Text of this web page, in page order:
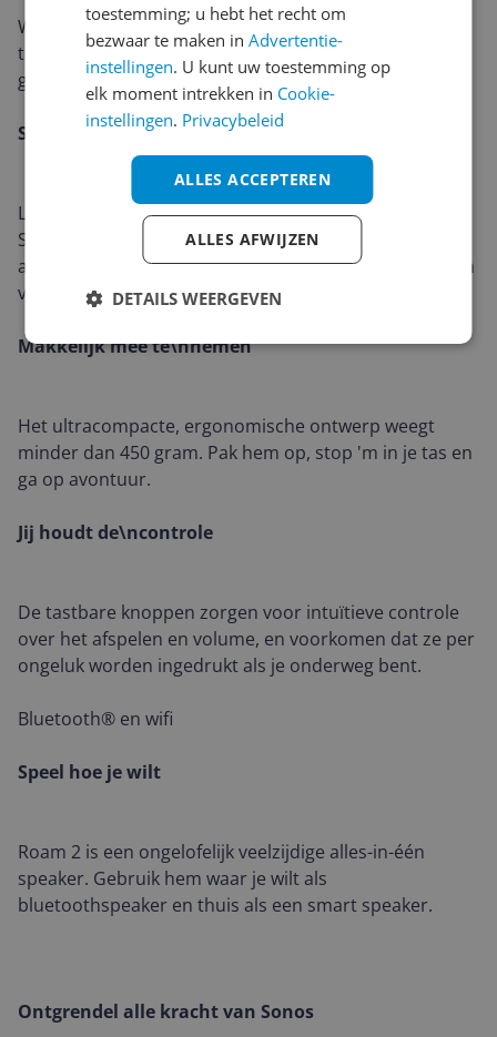
Waterspatten, zon, vuil, zand, sneeuw en extreme
temperaturen - Roam 2 is nauwgezet ontworpen en
getest om het allemaal aan te kunnen.
Schokkend\nduurzaam
Laat je niet misleiden door de elegante looks.
Schokabsorberende materialen en een slijtvaste
afwerking zorgen voor uitstekende bescherming tegen
vallen, krassen en schuurplekken.
Makkelijk mee te\nnemen
Het ultracompacte, ergonomische ontwerp weegt
minder dan 450 gram. Pak hem op, stop 'm in je tas en
ga op avontuur.
Jij houdt de\ncontrole
De tastbare knoppen zorgen voor intuïtieve controle
over het afspelen en volume, en voorkomen dat ze per
ongeluk worden ingedrukt als je onderweg bent.
Bluetooth® en wifi
Speel hoe je wilt
Roam 2 is een ongelofelijk veelzijdige alles-in-één
speaker. Gebruik hem waar je wilt als
bluetoothspeaker en thuis als een smart speaker.
Ontgrendel alle kracht van Sonos
toestemming; u hebt het recht om
bezwaar te maken inAdvertentie-
instellingen. U kunt uw toestemming op
elk moment intrekken in Cookie-
instellingen. Privacybeleid
ALLES ACCEPTEREN
ALLES AFWIJZEN
DETAILS WEERGEVEN